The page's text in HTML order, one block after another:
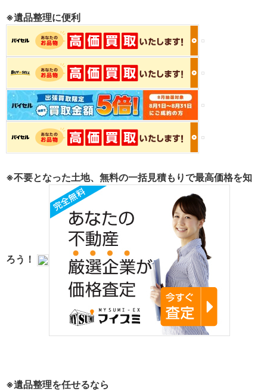
※遺品整理に便利
※不要となった土地、無料の一括見積もりで最高価格を知
ろう！
※遺品整理を任せるなら